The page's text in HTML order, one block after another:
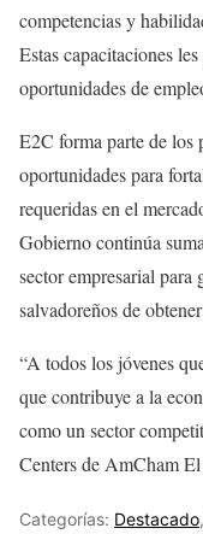
competencias y
Estas capacitaciones
oportunidades de
E2C forma parte de los
oportunidades para
requeridas en el
Gobierno continúa
sector empresarial para
salvadoreños de
“A todos los jóvenes
que contribuye a la
como un sector
Centers de AmCham
Categorías: Destacado,